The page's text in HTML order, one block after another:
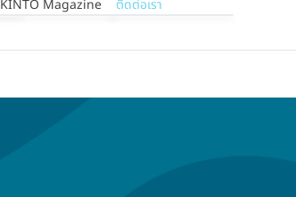
KINTO Magazine ติดต่อเรา